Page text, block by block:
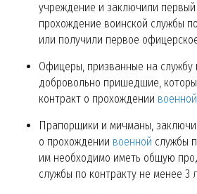
учреждение и заключили первый
прохождение воинской службы
или получили первое
Офицеры, призванные на службу
добровольно пришедшие,
контракт о прохождении военной
Прапорщики и мичманы,
о прохождении военной службы
им необходимо иметь общую
службы по контракту не менее 3